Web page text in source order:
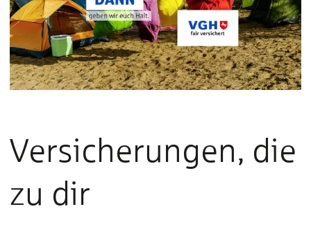
Versicherungen, die
zu dir